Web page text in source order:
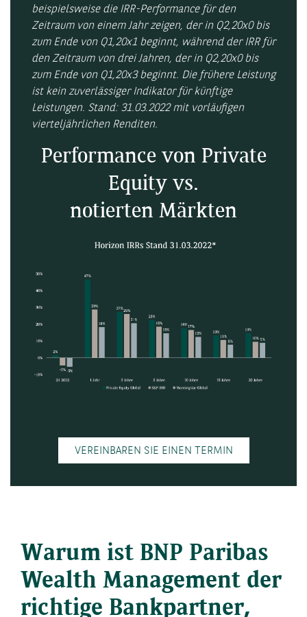
beispielsweise die IRR-Performance für den
Zeitraum von einem Jahr zeigen, der in Q2,20x0 bis
zum Ende von Q1,20x1 beginnt, während der IRR für
den Zeitraum von drei Jahren, der in Q2,20x0 bis
zum Ende von Q1,20x3 beginnt. Die frühere Leistung
ist kein zuverlässiger Indikator für künftige
Leistungen. Stand: 31.03.2022 mit vorläufigen
vierteljährlichen Renditen.
Performance von Private
Equity vs.
notierten Märkten
VEREINBAREN SIE EINEN TERMIN
Warum ist BNP Paribas
Wealth Management der
richtige Bankpartner,